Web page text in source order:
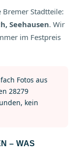
Stadtteile:
Seehausen. Wir
im Festpreis
Fotos aus
28279
kein
– WAS